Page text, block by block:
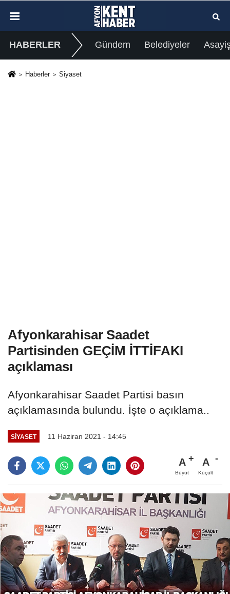
HABERLER Gündem Belediyeler
Haberler Siyaset
Afyonkarahisar Saadet
Partisinden GEÇİM İTTİFAKI
açıklaması
Afyonkarahisar Saadet Partisi basın
açıklamasında bulundu. İşte o açıklama..
SIYASET 11 Haziran 2021 - 14:45
A
Büyüt
A
Küçült